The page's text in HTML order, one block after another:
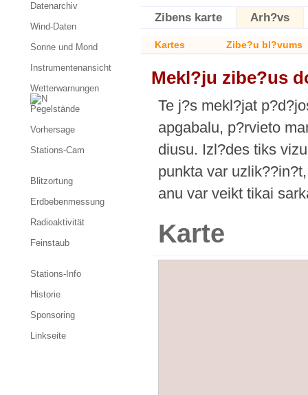
Zibens karte Arh?vs
Kartes Zibe?u bl?vums
Mekl?ju zibe?us
Te j?s mekl?jat
apgabalu, p?rvieto
diusu. Izl?des tiks
punkta var
anu var veikt tikai
Karte
Datenarchiv
Wind-Daten
Sonne und Mond
Instrumentenansicht
Wetterwarnungen
Pegelstände
Vorhersage
Stations-Cam
Blitzortung
Erdbebenmessung
Radioaktivität
Feinstaub
Stations-Info
Historie
Sponsoring
Linkseite